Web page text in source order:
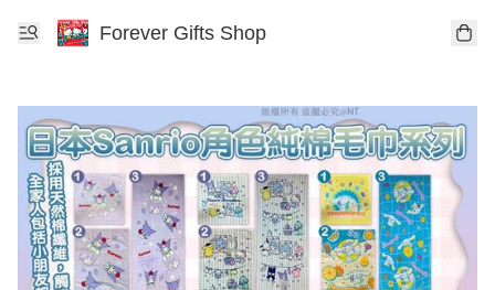
Forever Gifts Shop